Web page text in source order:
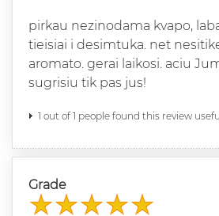
pirkau nezinodama kvapo,
tieisiai i desimtuka. net
aromato. gerai laikosi. aciu
sugrisiu tik pas jus!
1 out of 1 people found this review
Grade